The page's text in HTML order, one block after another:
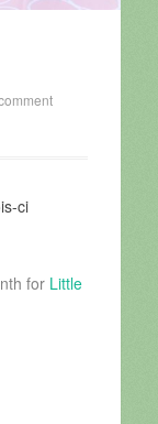
ci
for Little